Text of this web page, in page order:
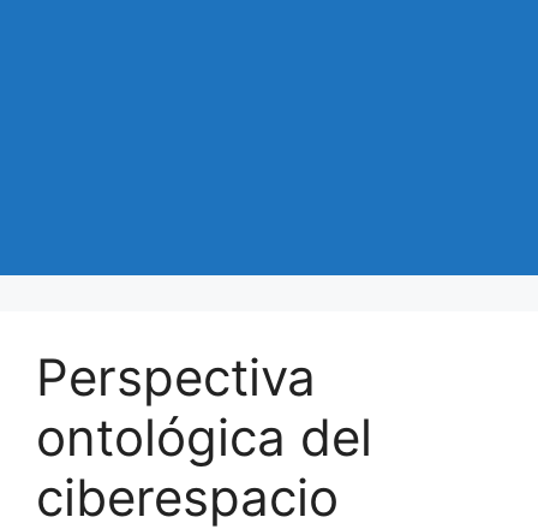
Perspectiva
ontológica del
ciberespacio